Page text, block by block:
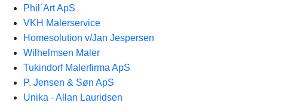
Phil´Art ApS
VKH Malerservice
Homesolution v/Jan Jespersen
Wilhelmsen Maler
Tukindorf Malerfirma ApS
P. Jensen & Søn ApS
Unika - Allan Lauridsen